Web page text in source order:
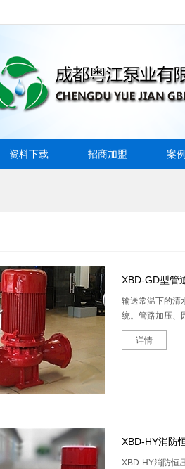
资料下载 招商加盟 案
XBD-GD型管
输送常温下的清
统。管路加压、
详情
XBD-HY消防
XBD-HY消防恒